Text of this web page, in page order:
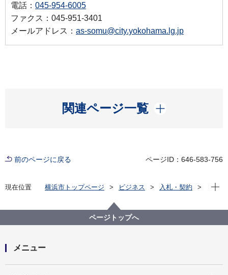
電話： 045-954-6005
ファクス：045-951-3401
メールアドレス： as-somu@city.yokohama.lg.jp
関連ページ一覧
開く
前のページに戻る ページID：646-583-756
現在位置 横浜市トップページ ビジネス
入札・契約
【入札結果公表】【公募型指名競争入札】旭区総合庁
舎本館レイアウト等提案委託
現在
ページトップへ
メニュー